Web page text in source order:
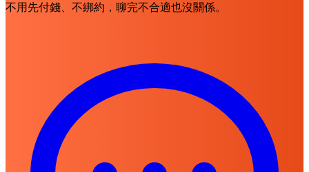
不用先付錢、不綁約，聊完不合適也沒關係。